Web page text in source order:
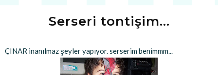
Serseri tontişim…
ÇINAR inanılmaz şeyler yapıyor. serserim benimmm...